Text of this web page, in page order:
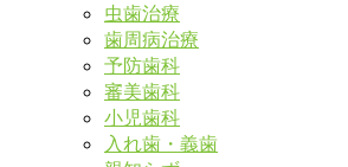
虫歯治療
歯周病治療
予防歯科
審美歯科
小児歯科
入れ歯・義歯